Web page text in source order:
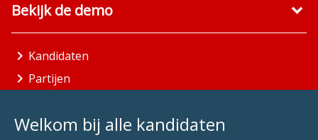
Welkom bij alle kandidaten
Bekijk de demo
Kandidaten
Partijen
Aandachtsgebieden